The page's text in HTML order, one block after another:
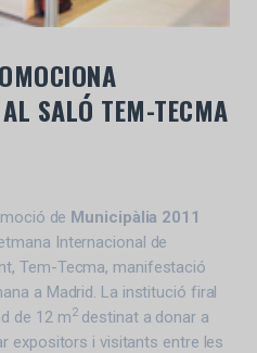
SALÓ TEM-TECMA
de Municipàlia 2011
Internacional de
Tem-Tecma, manifestació
a Madrid. La institució firal
de 12 m2destinat a donar a
expositors i visitants entre les